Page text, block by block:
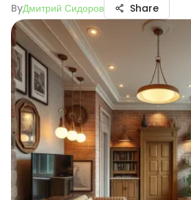
ByДмитрий Сидоров Share